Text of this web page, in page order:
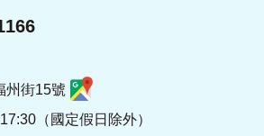
州街15號
（國定假日除外）